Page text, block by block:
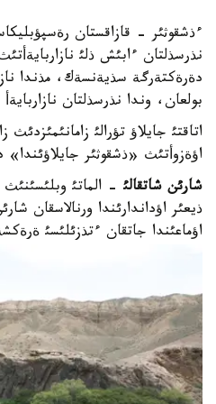
ءذشقوثئر - قازاقستان
نذرسذلتان ءابئش ذلئ
دةرةكتةرگة سذيةنسةك، مذندا
بولعان، وندا نذرسذلتان
اتاقتئ جايلاؤ تؤرالئ زامانئمئزدئث
اؤةزوأتئث «ذشقوثئر
شارئن شاتقالئ - الماتئ
ذيعئر اؤداندارئندا ورنالاسقان
اؤماعئندا جاتقان ءتذزئلئسئ